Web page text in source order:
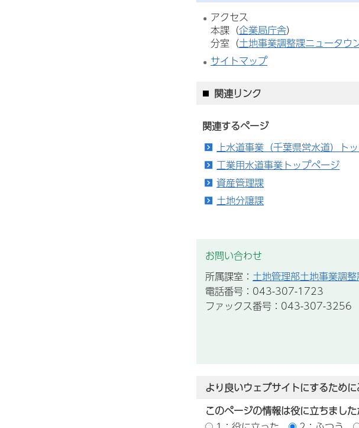
アクセス
本課（企業局庁舎）
分室（土地事業調整課ニュータウ
サイトマップ
関連リンク
関連するページ
上水道事業（千葉県営水道）ト
工業用水道事業トップページ
資産管理課
土地分譲課
お問い合わせ
所属課室： 土地管理部土地事業調
電話番号：043-307-1723
ファックス番号：043-307-3256
より良いウェブサイトにするため
このページの情報は役に立ちました